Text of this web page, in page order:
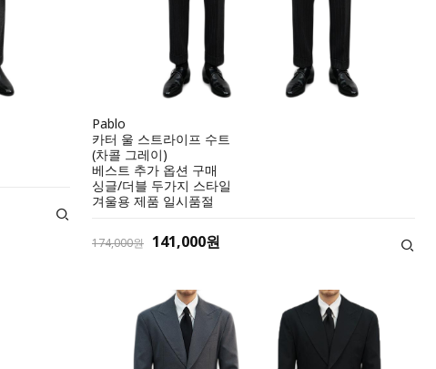
Pablo
카터 울 스트라이프 수트
(차콜 그레이)
베스트 추가 옵션 구매
싱글/더블 두가지 스타일
겨울용 제품 일시품절
174,000원 141,000원